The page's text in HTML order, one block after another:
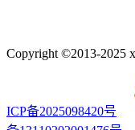
Copyright ©2013-2025
ICP备2025098420号